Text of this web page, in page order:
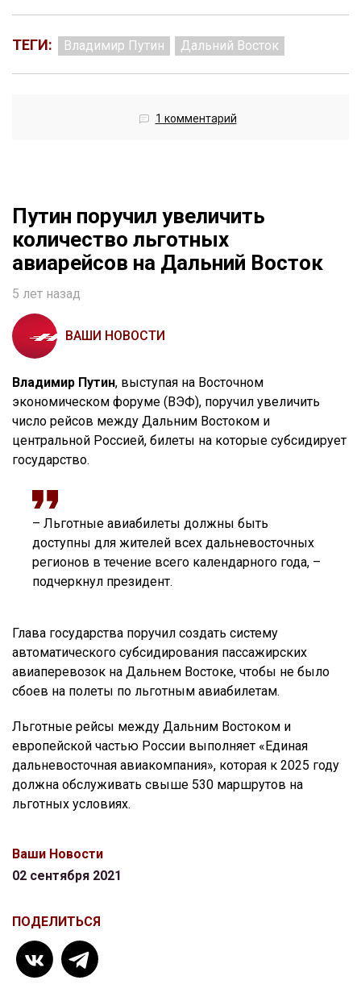
ТЕГИ: Владимир Путин Дальний Восток
1 комментарий
Путин поручил увеличить
количество льготных
авиарейсов на Дальний Восток
5 лет назад
ВАШИ НОВОСТИ
Владимир Путин, выступая на Восточном
экономическом форуме (ВЭФ), поручил увеличить
число рейсов между Дальним Востоком и
центральной Россией, билеты на которые субсидирует
государство.
– Льготные авиабилеты должны быть
доступны для жителей всех дальневосточных
регионов в течение всего календарного года, –
подчеркнул президент.
Глава государства поручил создать систему
автоматического субсидирования пассажирских
авиаперевозок на Дальнем Востоке, чтобы не было
сбоев на полеты по льготным авиабилетам.
Льготные рейсы между Дальним Востоком и
европейской частью России выполняет «Единая
дальневосточная авиакомпания», которая к 2025 году
должна обслуживать свыше 530 маршрутов на
льготных условиях.
Ваши Новости
02 сентября 2021
ПОДЕЛИТЬСЯ